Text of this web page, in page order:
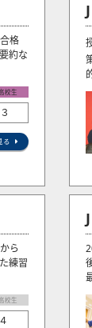
格
約な
校生
る
ら
練習
高校生